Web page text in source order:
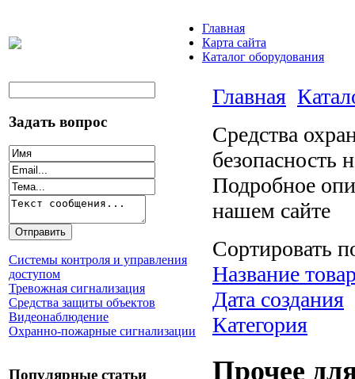
Главная
Карта сайта
Каталог оборудования
Задать вопрос
Системы контроля и управления
доступом
Тревожная сигнализация
Средства защиты объектов
Видеонаблюдение
Охранно-пожарные сигнализации
Популярные статьи
Главная
Средства
безопасность
Подробное
нашем сайте
Сортировать
Название
Дата создания
Категория
Прочее